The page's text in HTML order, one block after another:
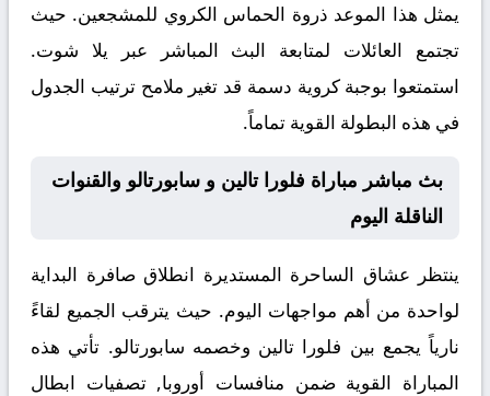
يمثل هذا الموعد ذروة الحماس الكروي للمشجعين. حيث
تجتمع العائلات لمتابعة البث المباشر عبر يلا شوت.
استمتعوا بوجبة كروية دسمة قد تغير ملامح ترتيب الجدول
في هذه البطولة القوية تماماً.
بث مباشر مباراة فلورا تالين و سابورتالو والقنوات
الناقلة اليوم
ينتظر عشاق الساحرة المستديرة انطلاق صافرة البداية
لواحدة من أهم مواجهات اليوم. حيث يترقب الجميع لقاءً
نارياً يجمع بين فلورا تالين وخصمه سابورتالو. تأتي هذه
المباراة القوية ضمن منافسات أوروبا, تصفيات ابطال